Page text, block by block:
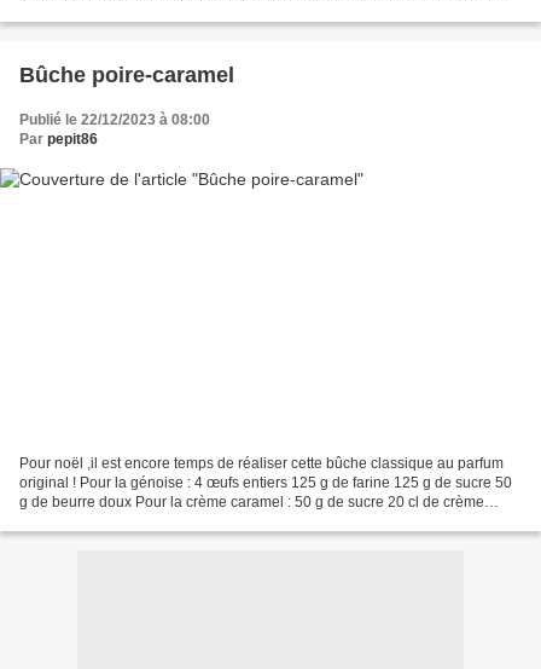
Bûche poire-caramel
Publié le 22/12/2023 à 08:00
Par pepit86
Pour noël ,il est encore temps de réaliser cette bûche classique au parfum
original ! Pour la génoise : 4 œufs entiers 125 g de farine 125 g de sucre 50
g de beurre doux Pour la crème caramel : 50 g de sucre 20 cl de crème